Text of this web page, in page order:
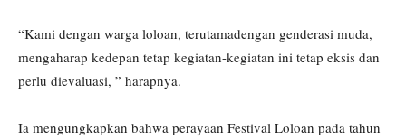
“Kami dengan warga loloan, terutamadengan genderasi muda,
mengaharap kedepan tetap kegiatan-kegiatan ini tetap eksis dan
perlu dievaluasi, ” harapnya.
Ia mengungkapkan bahwa perayaan Festival Loloan pada tahun